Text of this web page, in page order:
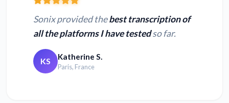
Sonix provided thebest transcription of
all the platforms I have testedso far.
KS Katherine S.
Paris, France